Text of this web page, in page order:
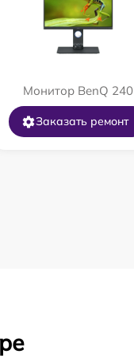
Монитор BenQ 240
Заказать ремонт